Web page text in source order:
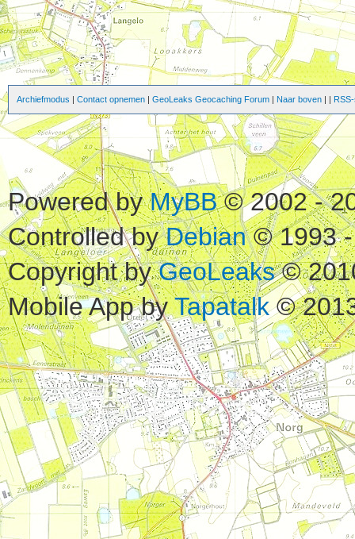
Archiefmodus Contact opnemen GeoLeaks Geocaching Forum Naar boven
Powered byMyBB© 2002 -
Controlled byDebian© 1993
Copyright byGeoLeaks©
Mobile App byTapatalk©